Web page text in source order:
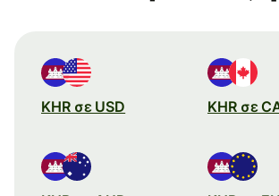
KHR σε USD KHR σε